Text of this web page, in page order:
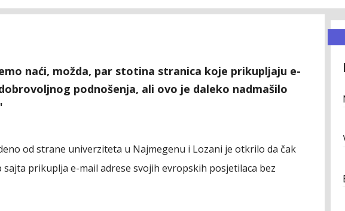
naći, možda, par stotina stranica koje prikupljaju e-
podnošenja, ali ovo je daleko nadmašilo
od strane univerziteta u Najmegenu i Lozani je otkrilo da čak
sajta prikuplja e-mail adrese svojih evropskih posjetilaca bez